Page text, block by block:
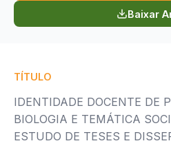
Baixar
TÍTULO
IDENTIDADE DOCENTE DE
BIOLOGIA E TEMÁTICA
ESTUDO DE TESES E